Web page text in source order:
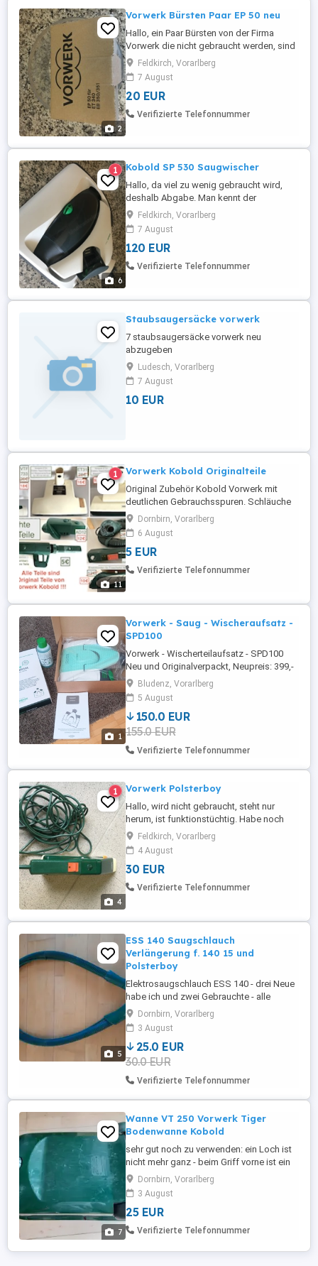
2
Vorwerk Bürsten Paar EP 50 neu
Hallo, ein Paar Bürsten von der Firma
Vorwerk die nicht gebraucht werden, sind
zu haben. Besten Dank Liebe Grüße
Feldkirch, Vorarlberg
7 August
20 EUR
Verifizierte Telefonnummer
6
1 Kobold SP 530 Saugwischer
Hallo, da viel zu wenig gebraucht wird,
deshalb Abgabe. Man kennt der
Saugwischer von der Firma Vorwerk.
Meines Wissens war dreimal im Gebrauch,
also nichts. Vielen lieben Dank
Feldkirch, Vorarlberg
7 August
120 EUR
Verifizierte Telefonnummer
Staubsaugersäcke vorwerk
7 staubsaugersäcke vorwerk neu
abzugeben
Ludesch, Vorarlberg
7 August
10 EUR
11
1 Vorwerk Kobold Originalteile
Original Zubehör Kobold Vorwerk mit
deutlichen Gebrauchsspuren. Schläuche
sind staubig. Teppichfrischer: 732 für
Kobold 130-150. Teppichfrischer: VTF 733
für Kobold 130-150, 200, und den Tiger
252 26 . Teppichbürste elektrisch ET31 für
den Kobold VK 118-122, und ET 21.
Dornbirn, Vorarlberg
6 August
5 EUR
Verifizierte Telefonnummer
1
Vorwerk - Saug - Wischeraufsatz -
SPD100
Vorwerk - Wischerteilaufsatz - SPD100
Neu und Originalverpackt, Neupreis: 399,-
Euro,Bludenz, Vorarlberg
5 August
150.0 EUR
155.0 EUR
Verifizierte Telefonnummer
4
1 Vorwerk Polsterboy
Hallo, wird nicht gebraucht, steht nur
herum, ist funktionstüchtig. Habe noch
zwei neu Bürsten, die zum Gerät passen.
Vielen Dank Liebe Grüße
Feldkirch, Vorarlberg
4 August
30 EUR
Verifizierte Telefonnummer
5
ESS 140 Saugschlauch
Verlängerung f. 140 15 und
Polsterboy
Elektrosaugschlauch ESS 140 - drei Neue
habe ich und zwei Gebrauchte - alle
original Vorwerk! Neupreis 67,- der 1.
Schlauch kostet 25,-- beim Kauf eines 2.
Schlauches kostet dieser 20,- beim Kauf
eines 3. Schlauches kostet dieser 18,-
beim Kauf eines 4. Schlauches kostet
dieser 15,- beim ...
Dornbirn, Vorarlberg
3 August
25.0 EUR
30.0 EUR
Verifizierte Telefonnummer
7
Wanne VT 250 Vorwerk Tiger
Bodenwanne Kobold
sehr gut noch zu verwenden: ein Loch ist
nicht mehr ganz - beim Griff vorne ist ein
Riss, beeinträchtigt die Funktion nicht - die
Wanne hält trotzdem gut Versand auf
Anfrage - weitere Artikel eingestellt !
Dornbirn, Vorarlberg
3 August
25 EUR
Verifizierte Telefonnummer